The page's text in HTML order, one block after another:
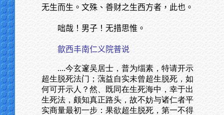
无生而生。文殊、善财之生西方者，此也。
咄哉！男子！无措思惟。
歙西丰南仁义院普说
....今玄邃吴居士，普为缁素，特请开示
超生脱死法门；蕅益自实未曾超生脱死，如
何可开示人？然、既同在生死海中，幸于出
生死法，颇知真正路头，故不妨与诸仁者平
实商量最初一步：果欲超生脱死，第一不得